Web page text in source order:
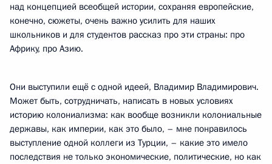
над концепцией всеобщей истории, сохраняя европейские,
конечно, сюжеты, очень важно усилить для наших
школьников и для студентов рассказ про эти страны: про
Африку, про Азию.
Они выступили ещё с одной идеей, Владимир Владимирович.
Может быть, сотрудничать, написать в новых условиях
историю колониализма: как вообще возникли колониальные
державы, как империи, как это было, – мне понравилось
выступление одной коллеги из Турции, – какие это имело
последствия не только экономические, политические, но как